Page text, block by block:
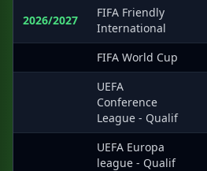
2026/2027
FIFA Friendly
International
FIFA World Cup
UEFA
Conference
League - Qualif
UEFA Europa
league - Qualif